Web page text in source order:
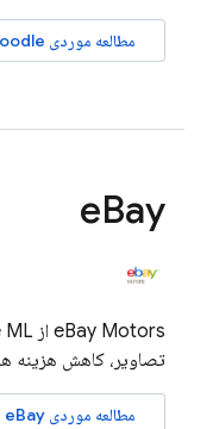
مطالعه موردی Doodle را مشاهده کنید
eBay
eBay Motors از ML
تصاویر، کاهش هزینه
مطالعه موردی eBay را مشاهده کنید